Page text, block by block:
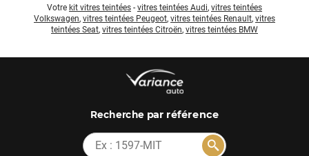
Votre kit vitres teintées - vitres teintées Audi, vitres teintées
Volkswagen, vitres teintées Peugeot, vitres teintées Renault, vitres
teintées Seat, vitres teintées Citroën, vitres teintées BMW
Recherchepar référence